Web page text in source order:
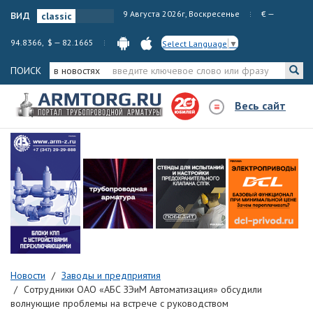
вид 9 Августа 2026г, Воскресенье € —
94.8366, $ — 82.1665 Select Language ▼
ПОИСК в новостях
Весь сайт
Новости
Заводы и предприятия
Сотрудники ОАО «АБС ЗЭиМ Автоматизация» обсудили
волнующие проблемы на встрече с руководством